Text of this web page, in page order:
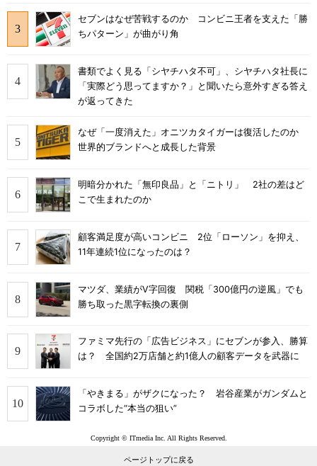
セブンはなぜ苦戦するのか コンビニ王者を支えた「勝
ちパターン」が曲がり角
書類でよく見る「シヤチハタ不可」、シヤチハタ社長に
「実際どう思ってますか？」と聞いたら意外すぎる答え
が返ってきた
なぜ「一度消えた」オニツカタイガーは復活したのか
世界的ブランドへと成長した背景
明暗分かれた「無印良品」と「ニトリ」 2社の差はど
こで生まれたのか
顧客満足度が高いコンビニ 2位「ローソン」を抑え、
11年連続1位になったのは？
マツダ、業績がV字回復 関税「300億円の逆風」でも
勝ち取った黒字転換の裏側
ファミマ先行の「広告ビジネス」にセブンが参入、勝算
は？ 全国約2万店舗と約1億人の顧客データを武器に
「やきまる」がザクになった？ 岩谷産業がガンダムと
コラボした“本当の狙い”
Copyright © ITmedia Inc. All Rights Reserved.
ページトップに戻る